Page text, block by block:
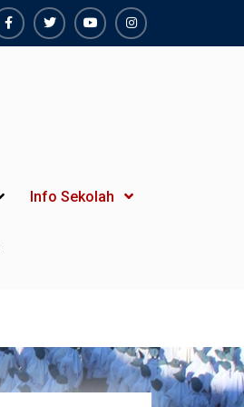
FacebookTwiterYoutubeInstagram
Info Sekolah